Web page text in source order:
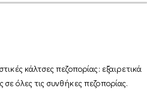
κάλτσες πεζοπορίας: εξαιρετικά
σε όλες τις συνθήκες πεζοπορίας.